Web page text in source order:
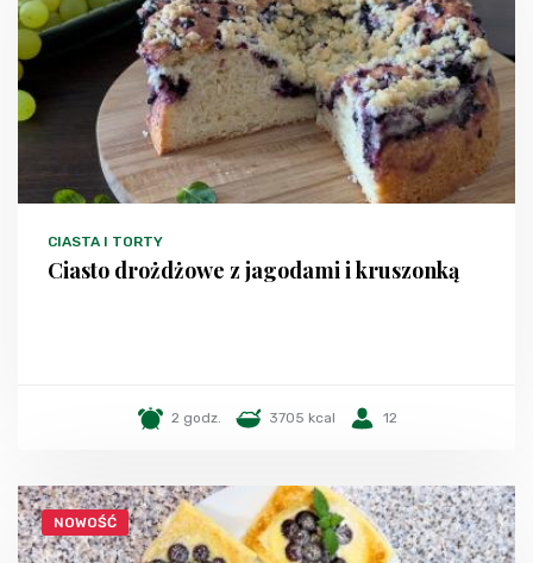
CIASTA I TORTY
Ciasto drożdżowe z jagodami i kruszonką
2 godz. 3705 kcal 12
NOWOŚĆ